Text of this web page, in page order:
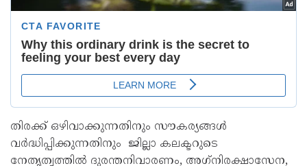
തിരക്ക് ഒഴിവാക്കുന്നതിനും സൗകര്യങ്ങൾ
വർദ്ധിപ്പിക്കുന്നതിനും ജില്ലാ കലക്ടറുടെ
നേതൃത്വത്തിൽ ദുരന്തനിവാരണം, അഗ്‌നിരക്ഷാസേന,